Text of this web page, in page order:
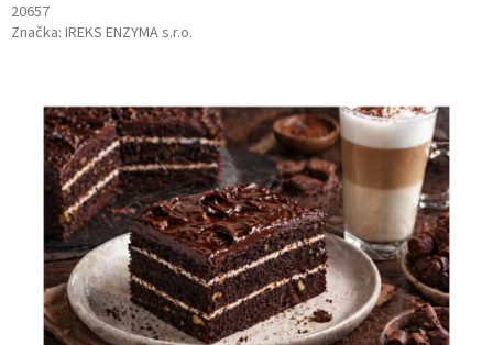
20657
Značka: IREKS ENZYMA s.r.o.